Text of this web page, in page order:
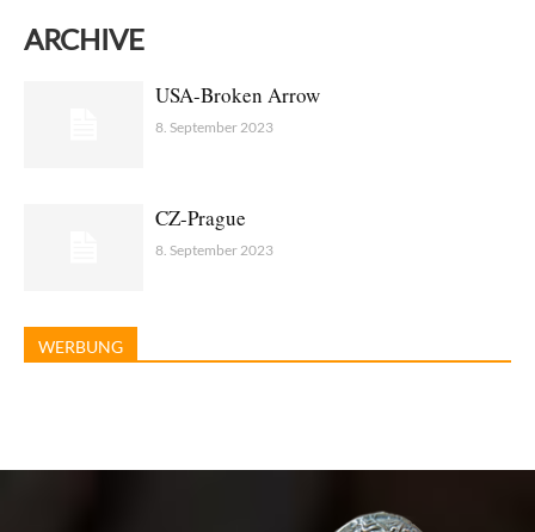
ARCHIVE
USA-Broken Arrow
8. September 2023
CZ-Prague
8. September 2023
WERBUNG